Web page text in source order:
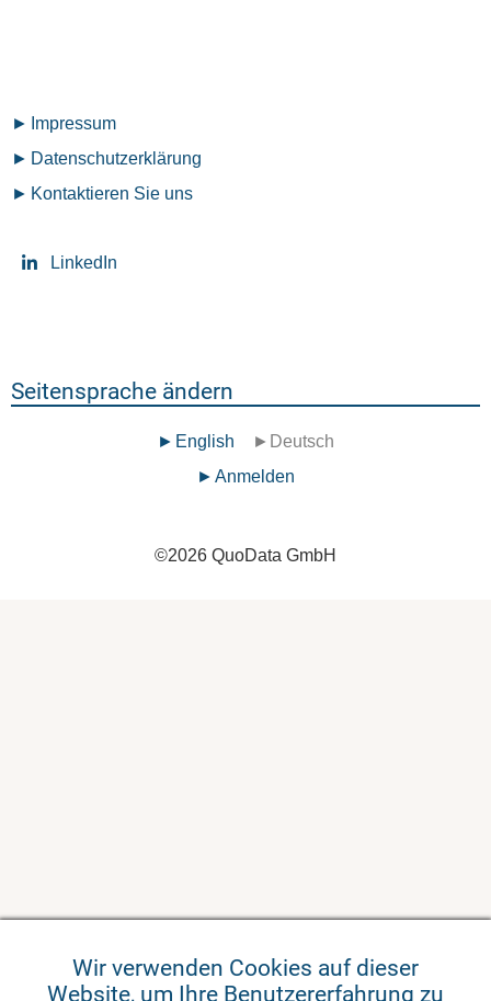
Fußzeilenmenü
Impressum
Datenschutz­erklärung
Kontaktieren Sie uns
LinkedIn
Seitensprache ändern
English Deutsch
Anmelden
©2026 QuoData GmbH
Wir verwenden Cookies auf dieser
Website, um Ihre Benutzererfahrung zu